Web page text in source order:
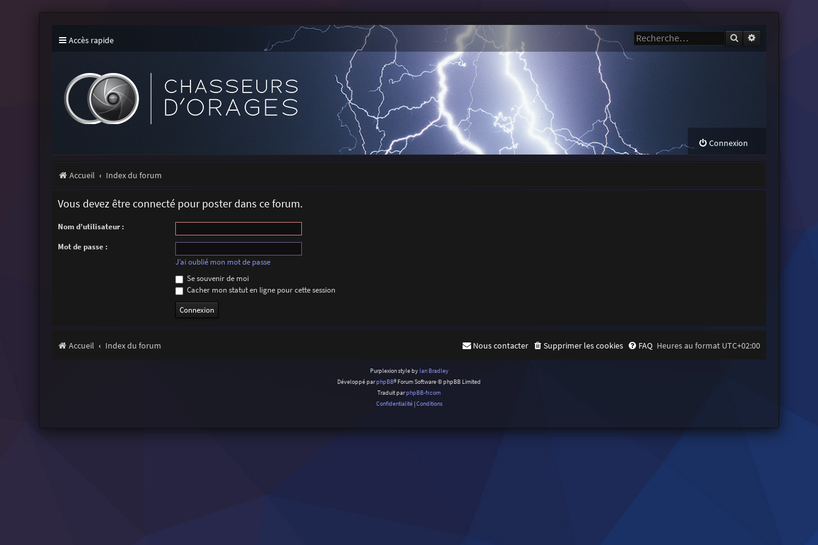
Accès rapide Rechercher
Connexion
Accueil Index du forum
Vous devez être connecté pour poster dans ce forum.
Nom d’utilisateur :
Mot de passe :
J’ai oublié mon mot de passe
Se souvenir de moi
Cacher mon statut en ligne pour cette session
Accueil Index du forum Heures au format UTC+02:00
FAQ
Supprimer les cookies
Nous contacter
Purplexion style by Ian Bradley
Développé parphpBB® Forum Software © phpBB Limited
Traduit parphpBB-fr.com
Confidentialité|Conditions